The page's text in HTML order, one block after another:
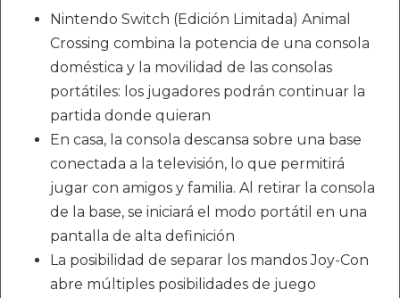
Nintendo Switch (Edición Limitada) Animal
Crossing combina la potencia de una consola
doméstica y la movilidad de las consolas
portátiles: los jugadores podrán continuar la
partida donde quieran
En casa, la consola descansa sobre una base
conectada a la televisión, lo que permitirá
jugar con amigos y familia. Al retirar la consola
de la base, se iniciará el modo portátil en una
pantalla de alta definición
La posibilidad de separar los mandos Joy-Con
abre múltiples posibilidades de juego